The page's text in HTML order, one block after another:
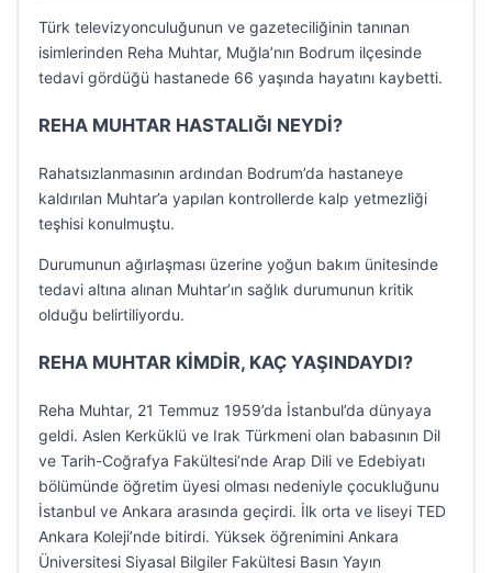
Türk televizyonculuğunun ve gazeteciliğinin tanınan
isimlerinden Reha Muhtar, Muğla’nın Bodrum ilçesinde
tedavi gördüğü hastanede 66 yaşında hayatını kaybetti.
REHA MUHTAR HASTALIĞI NEYDİ?
Rahatsızlanmasının ardından Bodrum’da hastaneye
kaldırılan Muhtar’a yapılan kontrollerde kalp yetmezliği
teşhisi konulmuştu.
Durumunun ağırlaşması üzerine yoğun bakım ünitesinde
tedavi altına alınan Muhtar’ın sağlık durumunun kritik
olduğu belirtiliyordu.
REHA MUHTAR KİMDİR, KAÇ YAŞINDAYDI?
Reha Muhtar, 21 Temmuz 1959’da İstanbul’da dünyaya
geldi. Aslen Kerküklü ve Irak Türkmeni olan babasının Dil
ve Tarih-Coğrafya Fakültesi’nde Arap Dili ve Edebiyatı
bölümünde öğretim üyesi olması nedeniyle çocukluğunu
İstanbul ve Ankara arasında geçirdi. İlk orta ve liseyi TED
Ankara Koleji’nde bitirdi. Yüksek öğrenimini Ankara
Üniversitesi Siyasal Bilgiler Fakültesi Basın Yayın